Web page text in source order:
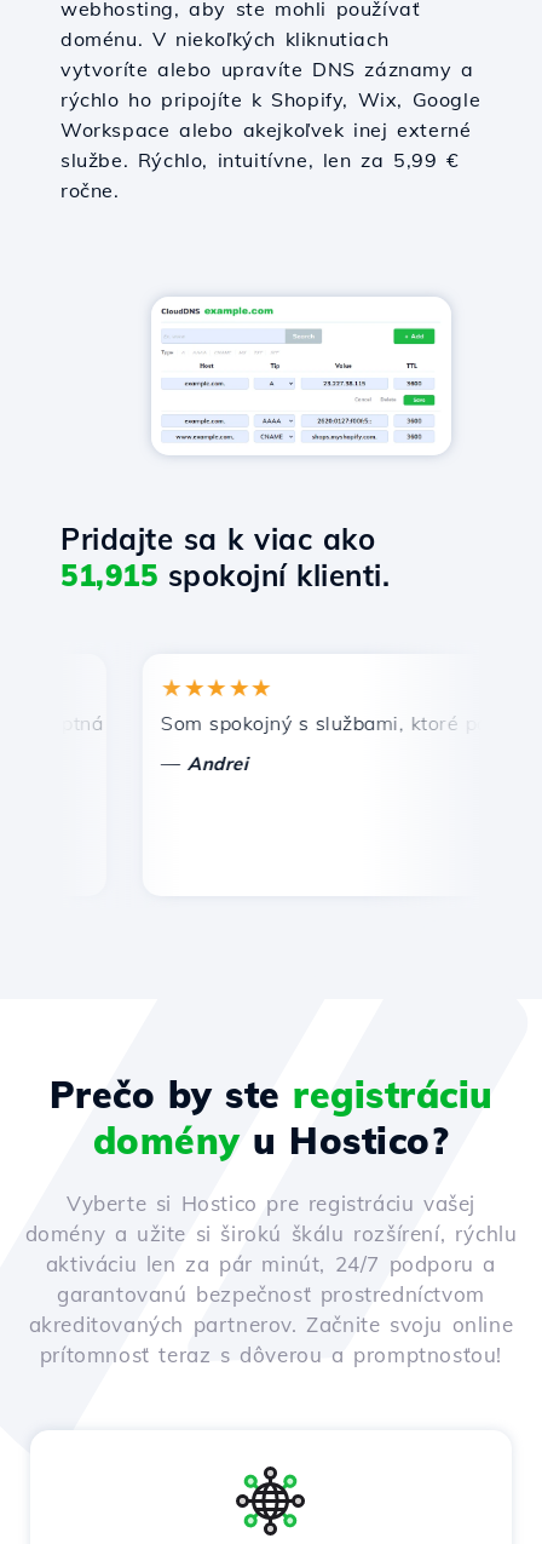
webhosting, aby ste mohli používať
doménu. V niekoľkých kliknutiach
vytvoríte alebo upravíte DNS záznamy a
rýchlo ho pripojíte k Shopify, Wix, Google
Workspace alebo akejkoľvek inej externé
službe. Rýchlo, intuitívne, len za 5,99 €
ročne.
Pridajte sa k viac ako
51,915 spokojní klienti.
a efektívna technická podpora.
★★★★★
Som spokojný s službami, ktoré ponúka
Andrei
Prečo by ste registráciu
doményu Hostico?
Vyberte si Hostico pre registráciu vašej
domény a užite si širokú škálu rozšírení, rýchlu
aktiváciu len za pár minút, 24/7 podporu a
garantovanú bezpečnosť prostredníctvom
akreditovaných partnerov. Začnite svoju online
prítomnosť teraz s dôverou a promptnosťou!